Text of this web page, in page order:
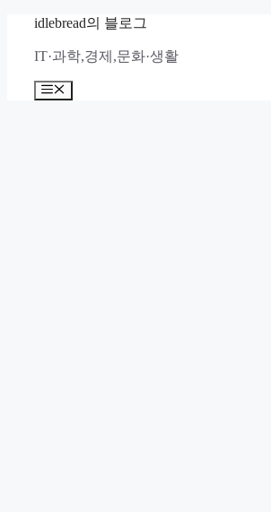
idlebread의 블로그
IT·과학,경제,문화·생활
메